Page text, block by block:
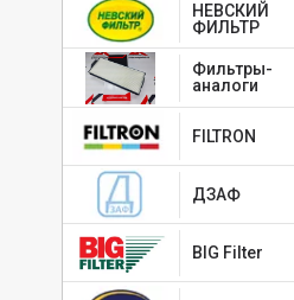
НЕВСКИЙ
ФИЛЬТР
Фильтры-
аналоги
FILTRON
ДЗАФ
BIG Filter
53205.3501105-51 (461) - ТИИР